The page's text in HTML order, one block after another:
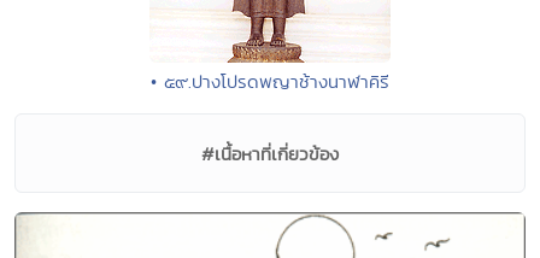
• ๕๙.ปางโปรดพญาช้างนาฬาคิรี
#เนื้อหาที่เกี่ยวข้อง